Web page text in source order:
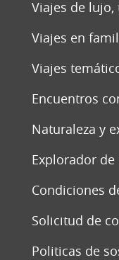
Viajes de
Viajes en
Viajes
Encuentros
Naturaleza y
Explorador de
Condiciones
Solicitud de
Politicas de